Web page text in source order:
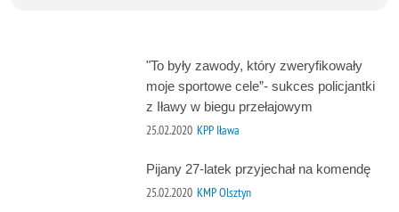
"To były zawody, który zweryfikowały
moje sportowe cele”- sukces policjantki
z Iławy w biegu przełajowym
25.02.2020 KPP Iława
Pijany 27-latek przyjechał na komendę
25.02.2020 KMP Olsztyn